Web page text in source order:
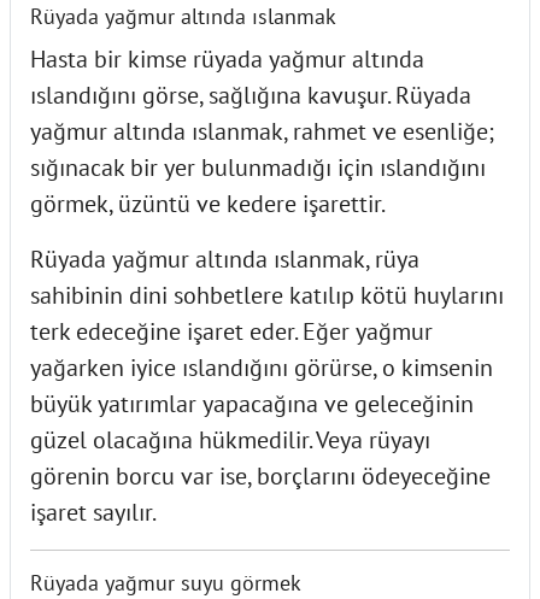
Rüyada yağmur altında ıslanmak
Hasta bir kimse rüyada yağmur altında
ıslandığını görse, sağlığına kavuşur. Rüyada
yağmur altında ıslanmak, rahmet ve esenliğe;
sığınacak bir yer bulunmadığı için ıslandığını
görmek, üzüntü ve kedere işarettir.
Rüyada yağmur altında ıslanmak, rüya
sahibinin dini sohbetlere katılıp kötü huylarını
terk edeceğine işaret eder. Eğer yağmur
yağarken iyice ıslandığını görürse, o kimsenin
büyük yatırımlar yapacağına ve geleceğinin
güzel olacağına hükmedilir. Veya rüyayı
görenin borcu var ise, borçlarını ödeyeceğine
işaret sayılır.
Rüyada yağmur suyu görmek